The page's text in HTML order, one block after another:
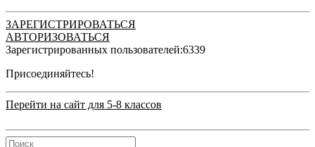
ЗАРЕГИСТРИРОВАТЬСЯ
АВТОРИЗОВАТЬСЯ
Зарегистрированных пользователей:6339
Присоединяйтесь!
Перейти на сайт для 5-8 классов